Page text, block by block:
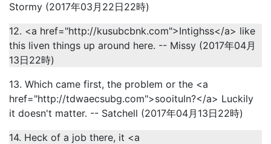
Stormy (2017年03月22日22時)
12. <a href="http://kusubcbnk.com">Intighss</a> like
this liven things up around here. -- Missy (2017年04月
13日22時)
13. Which came first, the problem or the <a
href="http://tdwaecsubg.com">sooituln?</a> Luckily
it doesn't matter. -- Satchell (2017年04月13日22時)
14. Heck of a job there, it <a